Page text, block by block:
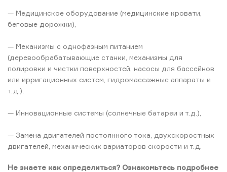
— Медицинское оборудование (медицинские кровати,
беговые дорожки),
— Механизмы с однофазным питанием
(деревообрабатывающие станки, механизмы для
полировки и чистки поверхностей, насосы для бассейнов
или ирригационных систем, гидромассажные аппараты и
т.д.),
— Инновационные системы (солнечные батареи и т.д.),
— Замена двигателей постоянного тока, двухскоростных
двигателей, механических вариаторов скорости и т.д.
Не знаете как определиться? Ознакомьтесь подробнее